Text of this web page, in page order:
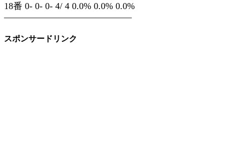
18番 0- 0- 0- 4/ 4 0.0% 0.0% 0.0%
——————————————
スポンサードリンク